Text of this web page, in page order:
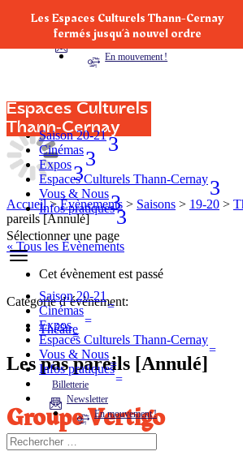
Les Espaces Culturels Thann-Cernay
fermés jusqu‘à nouvel ordre
Billetterie
Newsletter
En mouvement !
Espaces Culturels
Thann‑Cernay
Saison 20-21
Cinémas
Expos
Espaces Culturels Thann-Cernay
Vous & Nous
Infos pratiques
Sélectionner une page
Saison 20-21
Cinémas
Expos
Espaces Culturels Thann-Cernay
Vous & Nous
Infos pratiques
Billetterie
Newsletter
En mouvement !
Accueil>Évènements > Saisons > 19-20 >
pareils [Annulé]
« Tous les Évènements
Cet évènement est passé
Catégorie d’évènement:
Théâtre
Les pas pareils [Annulé]
Groupe Vertigo